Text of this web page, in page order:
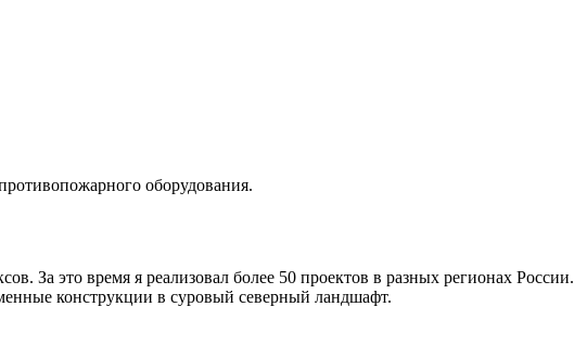
оборудования.
За это время я реализовал более 50 проектов в разных регионах России.
конструкции в суровый северный ландшафт.